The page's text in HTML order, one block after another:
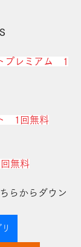
プレミアム　1
　1回無料
無料
らからダウン